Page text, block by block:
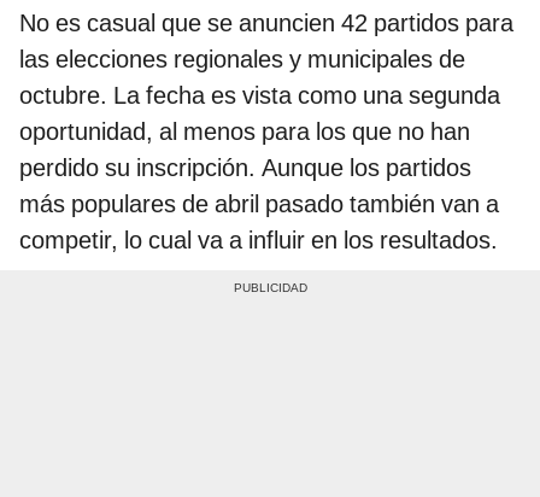
No es casual que se anuncien 42 partidos para
las elecciones regionales y municipales de
octubre. La fecha es vista como una segunda
oportunidad, al menos para los que no han
perdido su inscripción. Aunque los partidos
más populares de abril pasado también van a
competir, lo cual va a influir en los resultados.